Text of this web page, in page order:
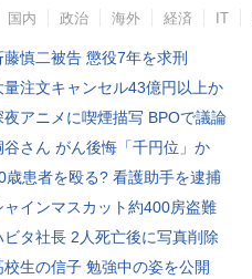
国内 政治 海外 経済 IT
藤慎二被告 懲役7年を求刑
量注文キャンセル43億円以上か
夜アニメに喫煙描写 BPOで議論
谷さん がん後悔「千円位」か
歳患者を殴る? 看護助手を逮捕
ャインマスカット約400房盗難
ビタ社長 2人死亡後に写真削除
校生の信子 勉強中の姿を公開